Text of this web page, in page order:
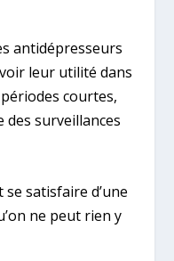
antidépresseurs
leur utilité dans
courtes,
des surveillances
satisfaire d’une
ne peut rien y